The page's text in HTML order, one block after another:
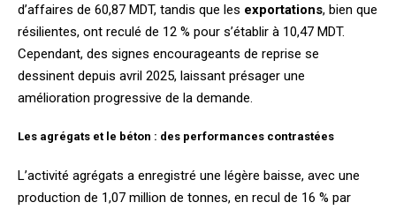
d’affaires de 60,87 MDT, tandis que les exportations, bien que
résilientes, ont reculé de 12 % pour s’établir à 10,47 MDT.
Cependant, des signes encourageants de reprise se
dessinent depuis avril 2025, laissant présager une
amélioration progressive de la demande.
Les agrégats et le béton : des performances contrastées
L’activité agrégats a enregistré une légère baisse, avec une
production de 1,07 million de tonnes, en recul de 16 % par